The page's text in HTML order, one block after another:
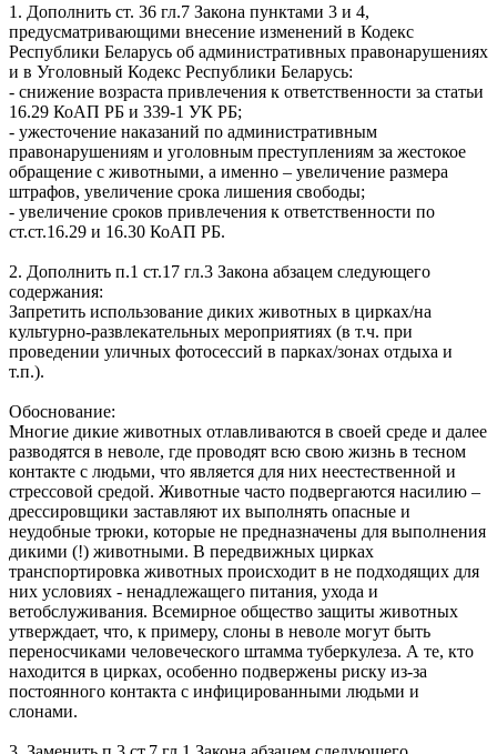
1. Дополнить ст. 36 гл.7 Закона пунктами 3 и 4,
предусматривающими внесение изменений в Кодекс
Республики Беларусь об административных правонарушениях
и в Уголовный Кодекс Республики Беларусь:
- снижение возраста привлечения к ответственности за статьи
16.29 КоАП РБ и 339-1 УК РБ;
- ужесточение наказаний по административным
правонарушениям и уголовным преступлениям за жестокое
обращение с животными, а именно – увеличение размера
штрафов, увеличение срока лишения свободы;
- увеличение сроков привлечения к ответственности по
ст.ст.16.29 и 16.30 КоАП РБ.
2. Дополнить п.1 ст.17 гл.3 Закона абзацем следующего
содержания:
Запретить использование диких животных в цирках/на
культурно-развлекательных мероприятиях (в т.ч. при
проведении уличных фотосессий в парках/зонах отдыха и
т.п.).
Обоснование:
Многие дикие животных отлавливаются в своей среде и далее
разводятся в неволе, где проводят всю свою жизнь в тесном
контакте с людьми, что является для них неестественной и
стрессовой средой. Животные часто подвергаются насилию –
дрессировщики заставляют их выполнять опасные и
неудобные трюки, которые не предназначены для выполнения
дикими (!) животными. В передвижных цирках
транспортировка животных происходит в не подходящих для
них условиях - ненадлежащего питания, ухода и
ветобслуживания. Всемирное общество защиты животных
утверждает, что, к примеру, слоны в неволе могут быть
переносчиками человеческого штамма туберкулеза. А те, кто
находится в цирках, особенно подвержены риску из-за
постоянного контакта с инфицированными людьми и
слонами.